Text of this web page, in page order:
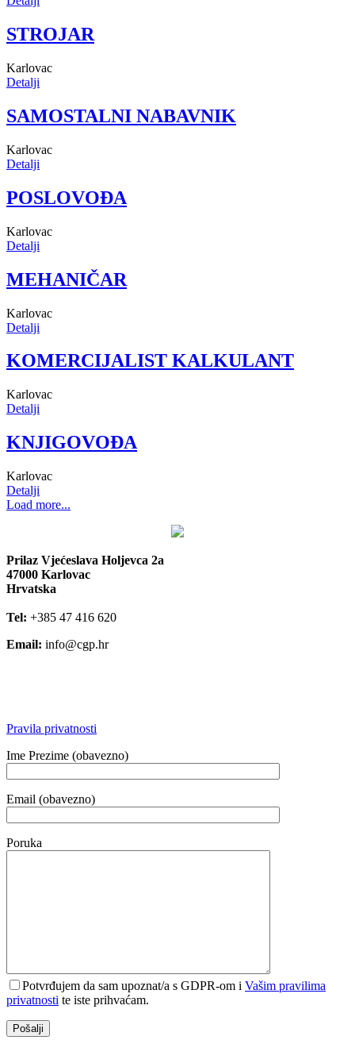
STROJAR
Karlovac
Detalji
SAMOSTALNI NABAVNIK
Karlovac
Detalji
POSLOVOĐA
Karlovac
Detalji
MEHANIČAR
Karlovac
Detalji
KOMERCIJALIST KALKULANT
Karlovac
Detalji
KNJIGOVOĐA
Karlovac
Detalji
Load more...
Prilaz Vjećeslava Holjevca 2a
47000 Karlovac
Hrvatska
Tel: +385 47 416 620
Email: info@cgp.hr
Pravila privatnosti
Ime Prezime (obavezno)
Email (obavezno)
Poruka
Potvrđujem da sam upoznat/a s GDPR-om i Vašim pravilima
privatnosti te iste prihvaćam.